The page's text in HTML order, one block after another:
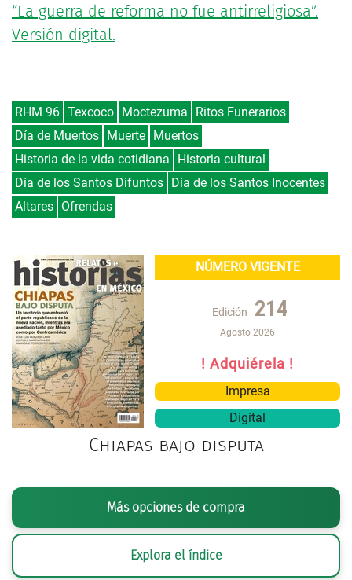
“La guerra de reforma no fue antirreligiosa”.
Versión digital.
RHM 96 Texcoco Moctezuma
Ritos Funerarios
Día de Muertos Muerte Muertos
Historia de la vida cotidiana
Historia cultural
Día de los Santos Difuntos Día de los Santos Inocentes
Altares Ofrendas
NÚMERO VIGENTE
Edición 214
Agosto 2026
! Adquiérela !
Impresa
Digital
Chiapas bajo disputa
Más opciones de compra
Explora el índice